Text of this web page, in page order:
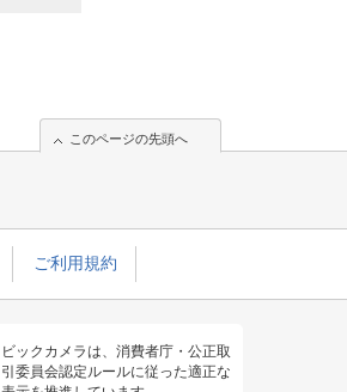
このページの先頭へ
ご利用規約
ビックカメラは、消費者庁・公正取
引委員会認定ルールに従った適正な